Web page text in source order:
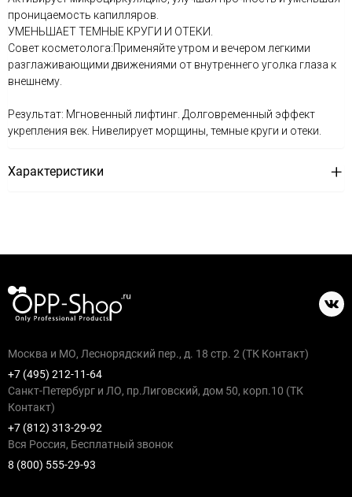
проницаемость капилляров.
УМЕНЬШАЕТ ТЕМНЫЕ КРУГИ И ОТЕКИ.
Совет косметолога:Применяйте утром и вечером легкими
разглаживающими движениями от внутреннего уголка глаза к
внешнему.
Результат: Мгновенный лифтинг. Долговременный эффект
укрепления век. Нивелирует морщины, темные круги и отеки.
Характеристики
Москва и МО, Леснорядский пер., д. 18 стр. 2 (ТК Контакт)
+7 (495) 212-11-64
Санкт-Петербург и ЛО, пр.Лиговский, дом 50, корп.10 (ТК
Контакт)
+7 (812) 313-29-92
Вся Россия, Бесплатный звонок
8 (800) 555-29-93